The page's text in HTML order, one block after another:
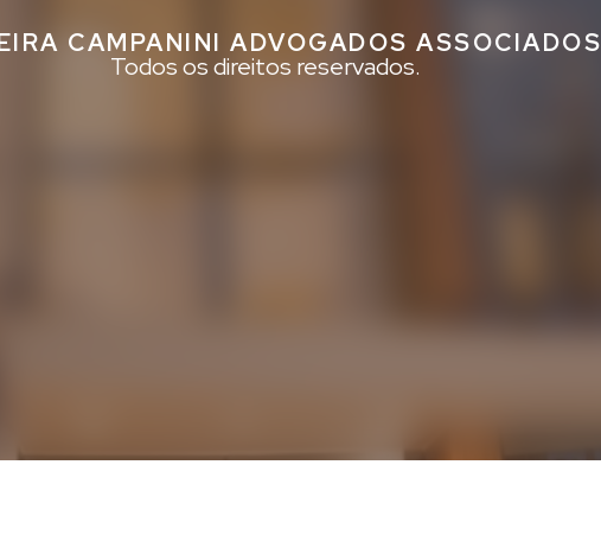
CAMPANINI ADVOGADOS ASSOCIADOS
Todos os direitos reservados.